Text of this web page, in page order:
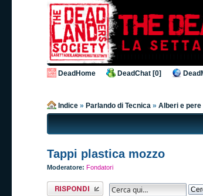
DeadHome DeadChat [0]
Indice » Parlando di Tecnica » Alberi e pere
Tappi plastica mozzo
Moderatore: Fondatori
Rispondi al
messaggio